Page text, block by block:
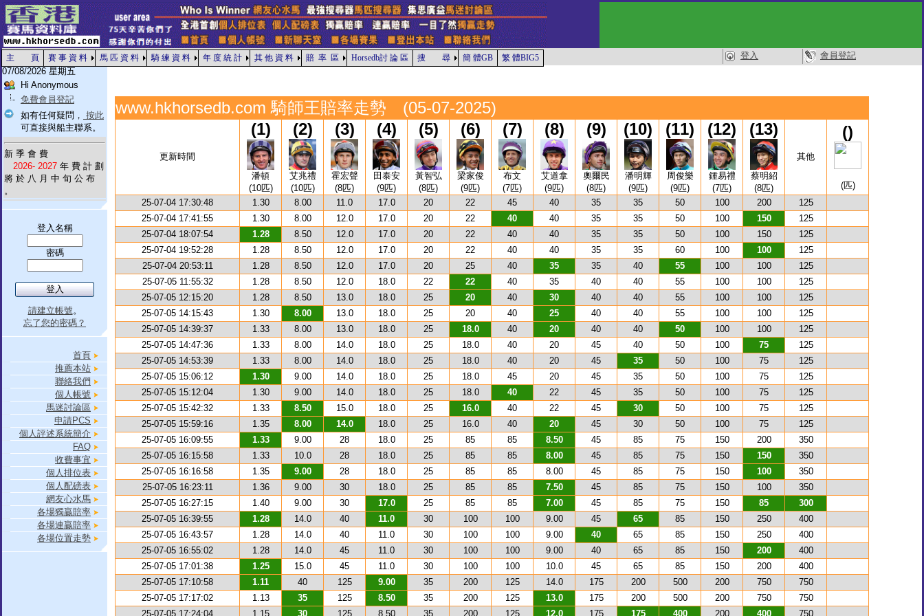
主 頁 賽 事 資 料 馬 匹 資 料 騎 練 資 料 年 度 統 計 其 他 資 料 賠 率 區 Horsedb討 論 區 搜 尋 簡 體GB 繁 體BIG5 登入
會員登記
07/08/2026 星期五
Hi Anonymous
免費會員登記
如有任何疑問， 按此
可直接與船主聯系。
新 季 會 費
2026- 2027 年 費 計 劃
將 於 八 月 中 旬 公 布
。
登入名稱
密碼
請建立帳號。
忘了您的密碼？
首頁
推薦本站
聯絡我們
個人帳號
馬迷討論區
申請PCS
個人評述系統簡介
FAQ
收費事宜
個人排位表
個人配磅表
網友心水馬
各場獨贏賠率
各場連贏賠率
各場位置走勢
www.hkhorsedb.com 騎師王賠率走勢 (05-07-2025)
更新時間
(1)
潘頓
(10匹)
(2)
艾兆禮
(10匹)
(3)
霍宏聲
(8匹)
(4)
田泰安
(9匹)
(5)
黃智弘
(8匹)
(6)
梁家俊
(9匹)
(7)
布文
(7匹)
(8)
艾道拿
(9匹)
(9)
奧爾民
(8匹)
(10)
潘明輝
(9匹)
(11)
周俊樂
(9匹)
(12)
鍾易禮
(7匹)
(13)
蔡明紹
(8匹)
其他
()
(匹)
25-07-04 17:30:48
1.30 8.00 11.0 17.0 20 22 45 40 35 35 50 100 200
125
25-07-04 17:41:55
1.30 8.00 12.0 17.0 20 22 40 40 35 35 50 100 150
125
25-07-04 18:07:54
1.28 8.50 12.0 17.0 20 22 40 40 35 35 50 100 150
125
25-07-04 19:52:28
1.28 8.50 12.0 17.0 20 22 40 40 35 35 60 100 100
125
25-07-04 20:53:11
1.28 8.50 12.0 17.0 20 25 40 35 35 40 55 100 100
125
25-07-05 11:55:32
1.28 8.50 12.0 18.0 22 22 40 35 40 40 55 100 100
125
25-07-05 12:15:20
1.28 8.50 13.0 18.0 25 20 40 30 40 40 55 100 100
125
25-07-05 14:15:43
1.30 8.00 13.0 18.0 25 20 40 25 40 40 55 100 100
125
25-07-05 14:39:37
1.33 8.00 13.0 18.0 25 18.0 40 20 40 40 50 100 100
125
25-07-05 14:47:36
1.33 8.00 14.0 18.0 25 18.0 40 20 45 40 50 100 75
125
25-07-05 14:53:39
1.33 8.00 14.0 18.0 25 18.0 40 20 45 35 50 100 75
125
25-07-05 15:06:12
1.30 9.00 14.0 18.0 25 18.0 45 20 45 35 50 100 75
125
25-07-05 15:12:04
1.30 9.00 14.0 18.0 25 18.0 40 22 45 35 50 100 75
125
25-07-05 15:42:32
1.33 8.50 15.0 18.0 25 16.0 40 22 45 30 50 100 75
125
25-07-05 15:59:16
1.35 8.00 14.0 18.0 25 16.0 40 20 45 30 50 100 75
125
25-07-05 16:09:55
1.33 9.00 28 18.0 25 85 85 8.50 45 85 75 150 200
350
25-07-05 16:15:58
1.33 10.0 28 18.0 25 85 85 8.00 45 85 75 150 150
350
25-07-05 16:16:58
1.35 9.00 28 18.0 25 85 85 8.00 45 85 75 150 100
350
25-07-05 16:23:11
1.36 9.00 30 18.0 25 85 85 7.50 45 85 75 150 100
350
25-07-05 16:27:15
1.40 9.00 30 17.0 25 85 85 7.00 45 85 75 150 85
300
25-07-05 16:39:55
1.28 14.0 40 11.0 30 100 100 9.00 45 65 85 150 250
400
25-07-05 16:43:57
1.28 14.0 40 11.0 30 100 100 9.00 40 65 85 150 250
400
25-07-05 16:55:02
1.28 14.0 45 11.0 30 100 100 9.00 40 65 85 150 200
400
25-07-05 17:01:38
1.25 15.0 45 11.0 30 100 100 10.0 45 65 85 150 200
400
25-07-05 17:10:58
1.11 40 125 9.00 35 200 125 14.0 175 200 500 200 750
750
25-07-05 17:17:02
1.13 35 125 8.50 35 200 125 13.0 175 200 500 200 750
750
25-07-05 17:24:04
1.15 30 125 8.50 35 200 125 12.0 175 175 400 200 400 750